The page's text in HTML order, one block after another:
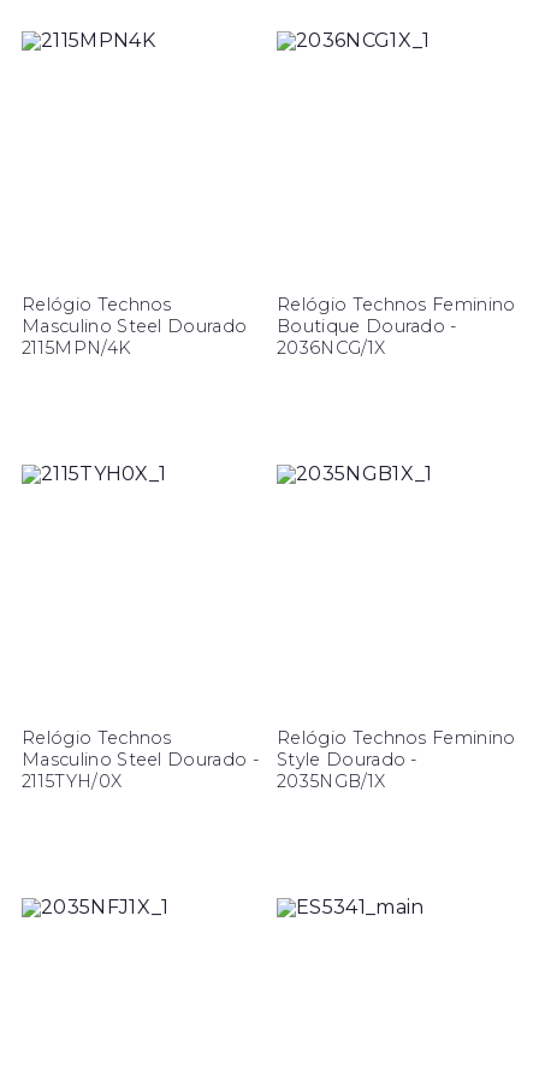
Relógio Technos
Masculino Steel Dourado
2115MPN/4K
Relógio Technos Feminino
Boutique Dourado -
2036NCG/1X
Relógio Technos
Masculino Steel Dourado -
2115TYH/0X
Relógio Technos Feminino
Style Dourado -
2035NGB/1X